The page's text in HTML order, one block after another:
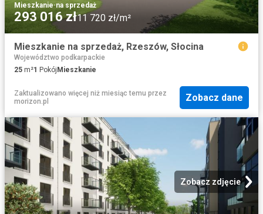
Mieszkanie·na sprzedaż
293 016 zł11 720 zł/m²
Mieszkanie na sprzedaż, Rzeszów, Słocina
Województwo podkarpackie
25 m²1 Pokój Mieszkanie
Zaktualizowano więcej niż miesiąc temu przez
morizon.pl
Zobacz dane
Zobacz zdjęcie